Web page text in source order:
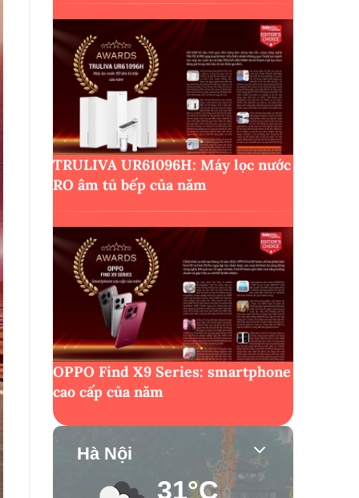
TRULIVA UR61096H: Máy lọc nước
RO âm tủ bếp của năm
OPPO Find X9 Series: smartphone
cao cấp của năm
Hà Nội
31°C